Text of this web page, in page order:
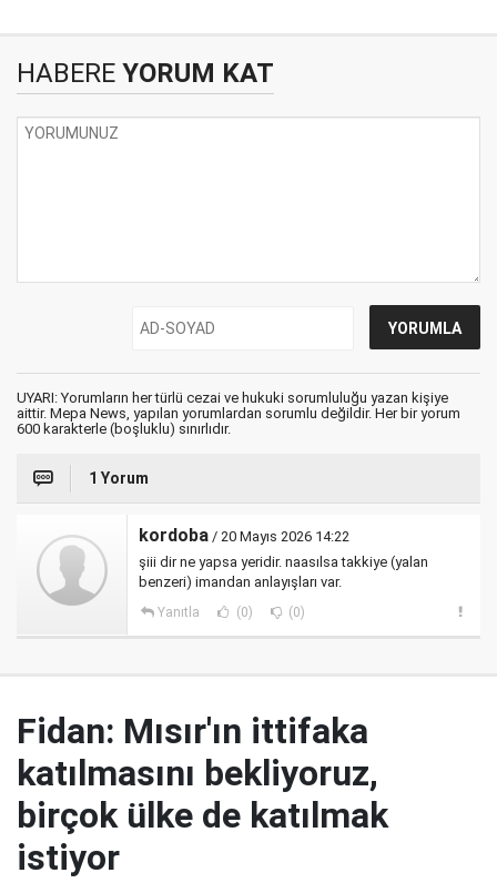
HABERE YORUM KAT
UYARI: Yorumların her türlü cezai ve hukuki sorumluluğu yazan kişiye
aittir. Mepa News, yapılan yorumlardan sorumlu değildir. Her bir yorum
600 karakterle (boşluklu) sınırlıdır.
1 Yorum
kordoba / 20 Mayıs 2026 14:22
şiii dir ne yapsa yeridir. naasılsa takkiye (yalan
benzeri) imandan anlayışları var.
Yanıtla (0) (0)
Fidan: Mısır'ın ittifaka
katılmasını bekliyoruz,
birçok ülke de katılmak
istiyor